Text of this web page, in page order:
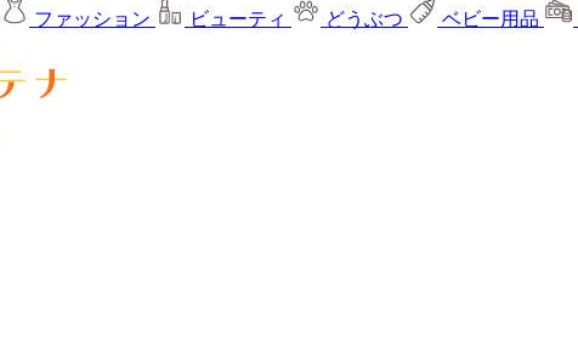
ファッション ビューティ どうぶつ ベビー用品